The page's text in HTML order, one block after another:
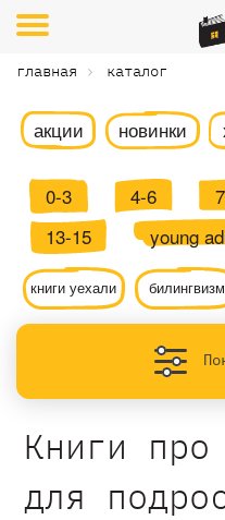
главная каталог
акции новинки
0-3 4-6
13-15
young
книги уехали билингвизм
Книги про
для